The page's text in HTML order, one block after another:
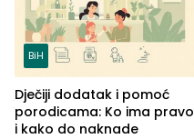
BiH
Dječiji dodatak i pomoć
porodicama: Ko ima pravo
i kako do naknade